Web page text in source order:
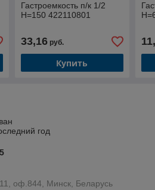
Гастроемкость п/к 1/2
Н=150 422110801
33,16руб.
Купить
год
оф.844, Минск, Беларусь